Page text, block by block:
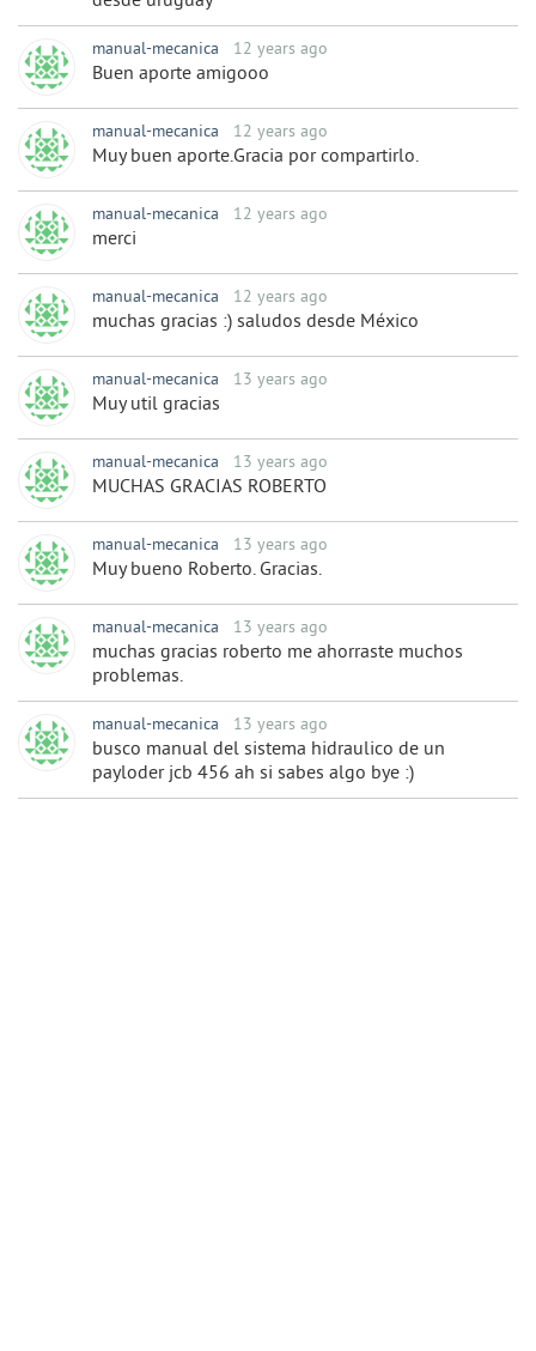
manual-mecanica 12 years ago
Buen aporte amigooo
manual-mecanica 12 years ago
Muy buen aporte.Gracia por compartirlo.
manual-mecanica 12 years ago
merci
manual-mecanica 12 years ago
muchas gracias :) saludos desde México
manual-mecanica 13 years ago
Muy util gracias
manual-mecanica 13 years ago
MUCHAS GRACIAS ROBERTO
manual-mecanica 13 years ago
Muy bueno Roberto. Gracias.
manual-mecanica 13 years ago
muchas gracias roberto me ahorraste muchos
problemas.
manual-mecanica 13 years ago
busco manual del sistema hidraulico de un
payloder jcb 456 ah si sabes algo bye :)